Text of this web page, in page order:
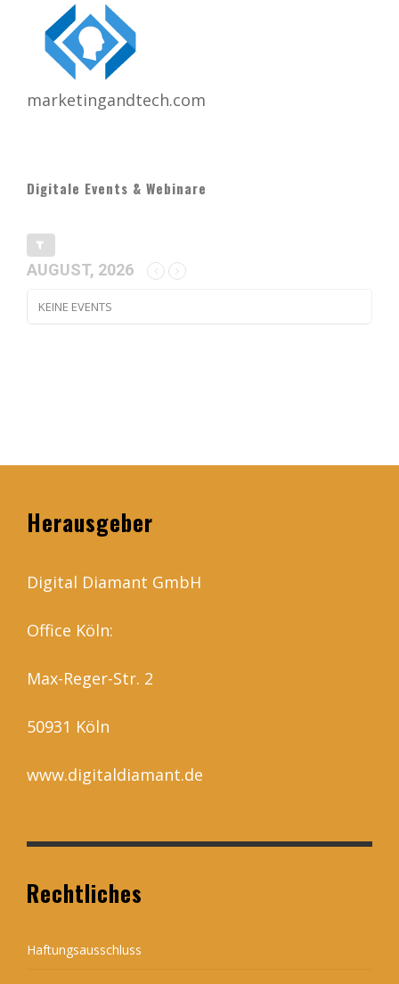
marketingandtech.com
Digitale Events & Webinare
AUGUST, 2026
KEINE EVENTS
Herausgeber
Digital Diamant GmbH
Office Köln:
Max-Reger-Str. 2
50931 Köln
www.digitaldiamant.de
Rechtliches
Haftungsausschluss